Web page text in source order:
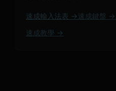
速成輸入法表 → 速成鍵盤 →
速成教學 →